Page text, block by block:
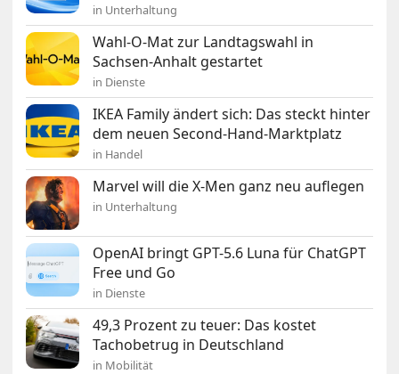
in Unterhaltung
Wahl-O-Mat zur Landtagswahl in
Sachsen-Anhalt gestartet
in Dienste
IKEA Family ändert sich: Das steckt hinter
dem neuen Second-Hand-Marktplatz
in Handel
Marvel will die X-Men ganz neu auflegen
in Unterhaltung
OpenAI bringt GPT-5.6 Luna für ChatGPT
Free und Go
in Dienste
49,3 Prozent zu teuer: Das kostet
Tachobetrug in Deutschland
in Mobilität